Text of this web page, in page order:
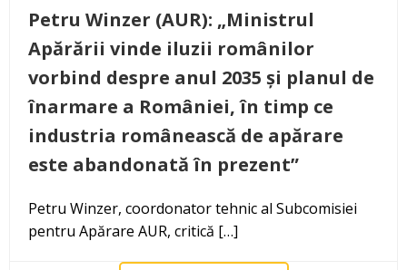
Petru Winzer (AUR): „Ministrul
Apărării vinde iluzii românilor
vorbind despre anul 2035 și planul de
înarmare a României, în timp ce
industria românească de apărare
este abandonată în prezent”
Petru Winzer, coordonator tehnic al Subcomisiei
pentru Apărare AUR, critică […]